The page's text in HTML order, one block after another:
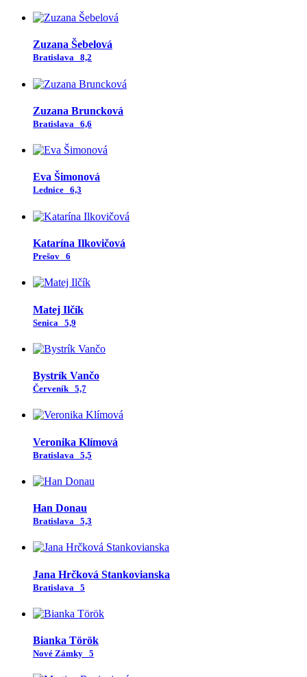
Zuzana Šebelová
Bratislava 8,2
Zuzana Bruncková
Bratislava 6,6
Eva Šimonová
Lednice 6,3
Katarína Ilkovičová
Prešov 6
Matej Ilčík
Senica 5,9
Bystrík Vančo
Červeník 5,7
Veronika Klímová
Bratislava 5,5
Han Donau
Bratislava 5,3
Jana Hrčková Stankovianska
Bratislava 5
Bianka Török
Nové Zámky 5